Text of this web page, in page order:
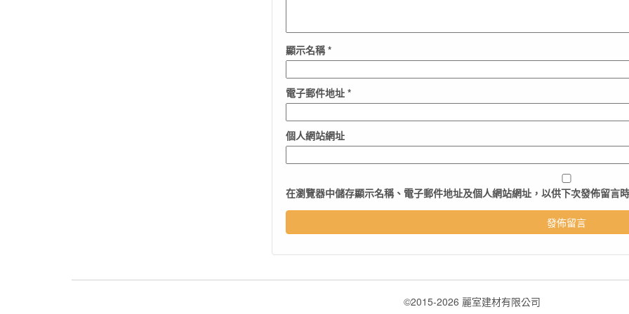
顯示名稱*
電子郵件地址 *
個人網站網址
在瀏覽器中儲存顯示名稱、電子郵件地址及個人網站網址，以供下次發佈留言
©2015-2026 麗室建材有限公司